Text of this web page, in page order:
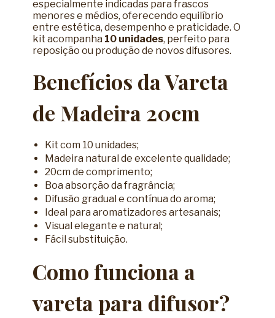
especialmente indicadas para frascos
menores e médios, oferecendo equilíbrio
entre estética, desempenho e praticidade. O
kit acompanha 10 unidades, perfeito para
reposição ou produção de novos difusores.
Benefícios da Vareta
de Madeira 20cm
Kit com 10 unidades;
Madeira natural de excelente qualidade;
20cm de comprimento;
Boa absorção da fragrância;
Difusão gradual e contínua do aroma;
Ideal para aromatizadores artesanais;
Visual elegante e natural;
Fácil substituição.
Como funciona a
vareta para difusor?